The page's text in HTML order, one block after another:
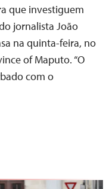
que investiguem
jornalista João
na quinta-feira, no
of Maputo. “O
com o